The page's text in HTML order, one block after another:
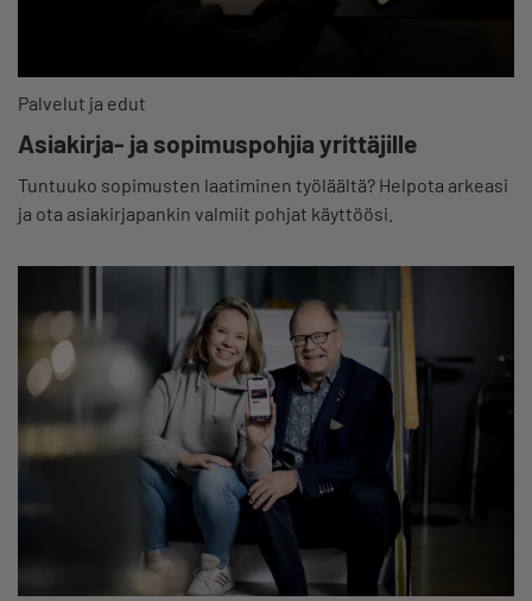
Palvelut ja edut
Asiakirja- ja sopimuspohjia yrittäjille
Tuntuuko sopimusten laatiminen työläältä? Helpota arkeasi
ja ota asiakirjapankin valmiit pohjat käyttöösi.